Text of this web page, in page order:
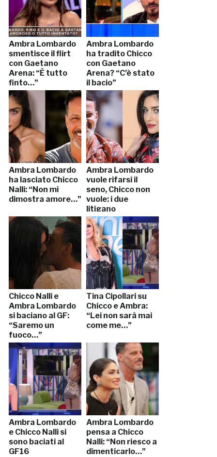
Ambra Lombardo
smentisce il flirt
con Gaetano
Arena: “È tutto
finto…”
Ambra Lombardo
ha tradito Chicco
con Gaetano
Arena? “C’è stato
il bacio”
Ambra Lombardo
ha lasciato Chicco
Nalli: “Non mi
dimostra amore…”
Ambra Lombardo
vuole rifarsi il
seno, Chicco non
vuole: i due
litigano
Chicco Nalli e
Ambra Lombardo
si baciano al GF:
“Saremo un
fuoco…”
Tina Cipollari su
Chicco e Ambra:
“Lei non sarà mai
come me…”
Ambra Lombardo
e Chicco Nalli si
sono baciati al
GF16
Ambra Lombardo
pensa a Chicco
Nalli: “Non riesco a
dimenticarlo…”